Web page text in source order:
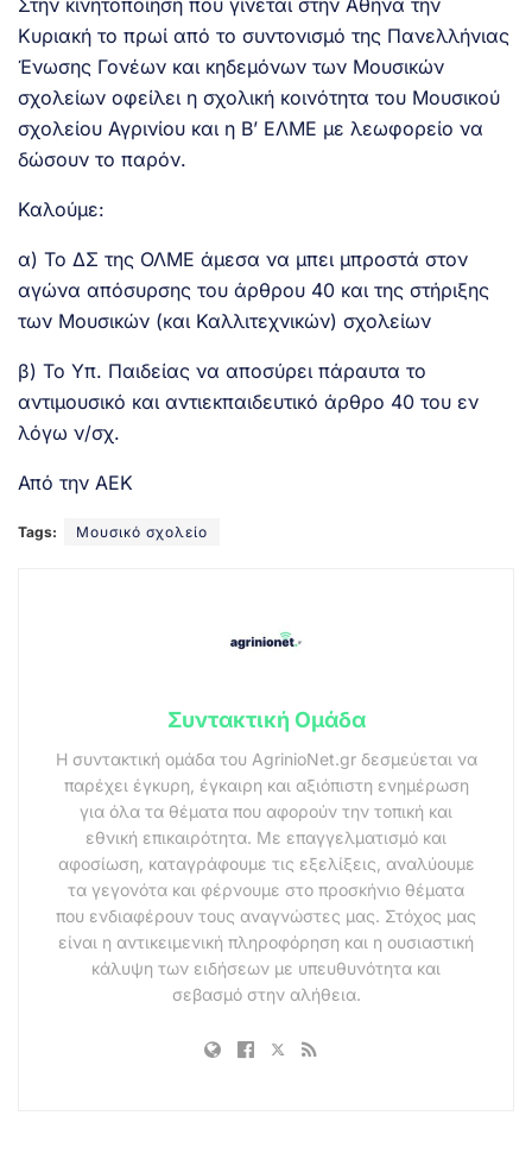
Στην κινητοποίηση που γίνεται στην Αθήνα την
Κυριακή το πρωί από το συντονισμό της Πανελλήνιας
Ένωσης Γονέων και κηδεμόνων των Μουσικών
σχολείων οφείλει η σχολική κοινότητα του Μουσικού
σχολείου Αγρινίου και η Β’ ΕΛΜΕ με λεωφορείο να
δώσουν το παρόν.
Καλούμε:
α) Το ΔΣ της ΟΛΜΕ άμεσα να μπει μπροστά στον
αγώνα απόσυρσης του άρθρου 40 και της στήριξης
των Μουσικών (και Καλλιτεχνικών) σχολείων
β) Το Υπ. Παιδείας να αποσύρει πάραυτα το
αντιμουσικό και αντιεκπαιδευτικό άρθρο 40 του εν
λόγω ν/σχ.
Από την ΑΕΚ
Tags: Μουσικό σχολείο
Συντακτική Ομάδα
Η συντακτική ομάδα του AgrinioNet.gr δεσμεύεται να
παρέχει έγκυρη, έγκαιρη και αξιόπιστη ενημέρωση
για όλα τα θέματα που αφορούν την τοπική και
εθνική επικαιρότητα. Με επαγγελματισμό και
αφοσίωση, καταγράφουμε τις εξελίξεις, αναλύουμε
τα γεγονότα και φέρνουμε στο προσκήνιο θέματα
που ενδιαφέρουν τους αναγνώστες μας. Στόχος μας
είναι η αντικειμενική πληροφόρηση και η ουσιαστική
κάλυψη των ειδήσεων με υπευθυνότητα και
σεβασμό στην αλήθεια.